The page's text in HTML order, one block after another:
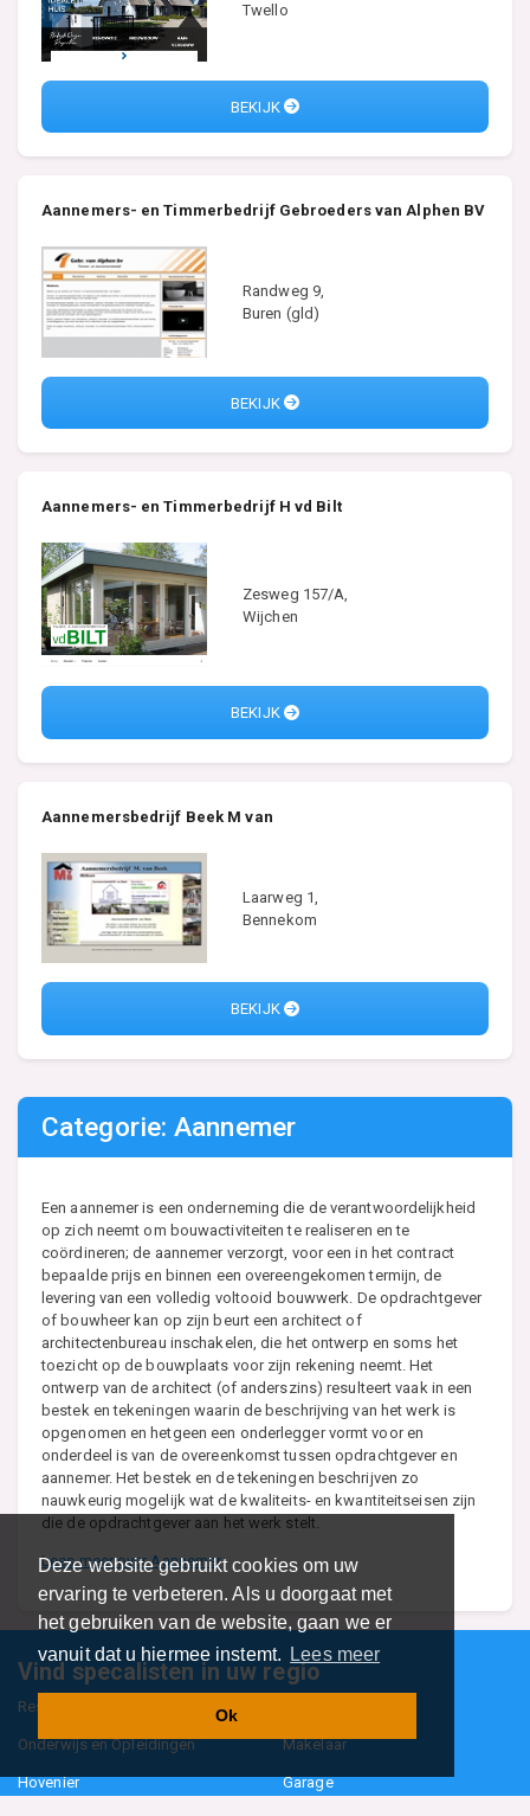
Deze website gebruikt cookies om uw
ervaring te verbeteren. Als u doorgaat met
het gebruiken van de website, gaan we er
vanuit dat u hiermee instemt.
Lees meer
Ok
Twello
BEKIJK
Aannemers- en Timmerbedrijf Gebroeders van Alphen BV
Randweg 9,
Buren (gld)
BEKIJK
Aannemers- en Timmerbedrijf H vd Bilt
Zesweg 157/A,
Wijchen
BEKIJK
Aannemersbedrijf Beek M van
Laarweg 1,
Bennekom
BEKIJK
Categorie: Aannemer
Een aannemer is een onderneming die de verantwoordelijkheid
op zich neemt om bouwactiviteiten te realiseren en te
coördineren; de aannemer verzorgt, voor een in het contract
bepaalde prijs en binnen een overeengekomen termijn, de
levering van een volledig voltooid bouwwerk. De opdrachtgever
of bouwheer kan op zijn beurt een architect of
architectenbureau inschakelen, die het ontwerp en soms het
toezicht op de bouwplaats voor zijn rekening neemt. Het
ontwerp van de architect (of anderszins) resulteert vaak in een
bestek en tekeningen waarin de beschrijving van het werk is
opgenomen en hetgeen een onderlegger vormt voor en
onderdeel is van de overeenkomst tussen opdrachtgever en
aannemer. Het bestek en de tekeningen beschrijven zo
nauwkeurig mogelijk wat de kwaliteits- en kwantiteitseisen zijn
die de opdrachtgever aan het werk stelt.
Lees meer over Aannemer
Vind specalisten in uw regio
Restaurant
Onderwijs en Opleidingen Makelaar
Hovenier Garage